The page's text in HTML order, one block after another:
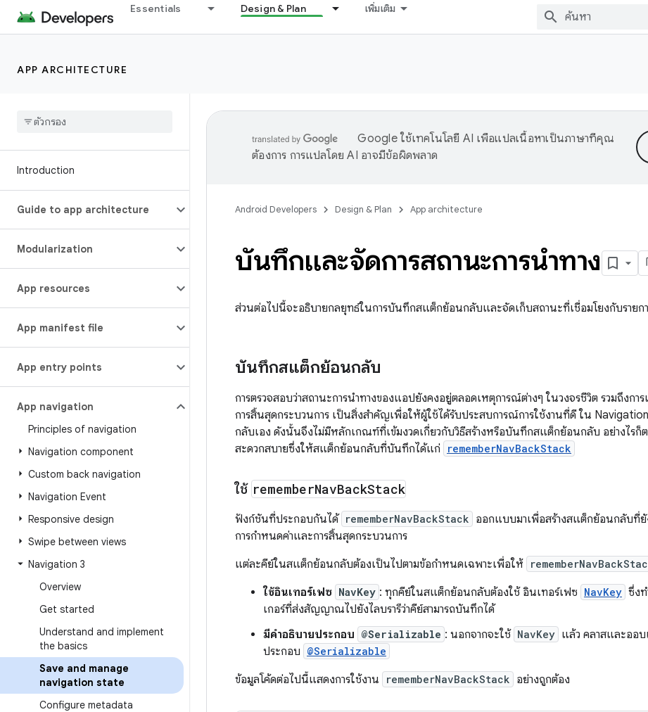
Essentials Design & Plan เพิ่มเติม
APP ARCHITECTURE
Introduction
Guide to app architecture
Modularization
App resources
App manifest file
App entry points
App navigation
Principles of navigation
Navigation component
Custom back navigation
Navigation Event
Responsive design
Swipe between views
Navigation 3
Overview
Get started
Understand and implement
the basics
Save and manage
navigation state
Configure metadata
Google ใช้เทคโนโลยี AI เพื่อแปลเนื้อหาเป็นภาษาที่คุณ
ต้องการ การแปลโดย AI อาจมีข้อผิดพลาด
Android Developers Design & Plan App architecture
บันทึกและจัดการสถานะการนําทาง
ส่วนต่อไปนี้จะอธิบายกลยุทธ์ในการบันทึกสแต็กย้อนกลับและจัดเก็บสถานะที่เชื่อมโยงกับราย
บันทึกสแต็กย้อนกลับ
การตรวจสอบว่าสถานะการนำทางของแอปยังคงอยู่ตลอดเหตุการณ์ต่างๆ ในวงจรชีวิต รวมถึงก
การสิ้นสุดกระบวนการ เป็นสิ่งสำคัญเพื่อให้ผู้ใช้ได้รับประสบการณ์การใช้งานที่ดี ใน
กลับเอง ดังนั้นจึงไม่มีหลักเกณฑ์ที่เข้มงวดเกี่ยวกับวิธีสร้างหรือบันทึกสแต็กย้อนกลับ อย่างไรก็
สะดวกสบายซึ่งให้สแต็กย้อนกลับที่บันทึกได้แก่
rememberNavBackStack
ใช้ rememberNavBackStack
ฟังก์ชันที่ประกอบกันได้ rememberNavBackStack ออกแบบมาเพื่อสร้างสแต็กย้อนกลับที่
การกำหนดค่าและการสิ้นสุดกระบวนการ
แต่ละคีย์ในสแต็กย้อนกลับต้องเป็นไปตามข้อกำหนดเฉพาะเพื่อให้
ใช้อินเทอร์เฟซ NavKey : ทุกคีย์ในสแต็กย้อนกลับต้องใช้ อินเทอร์เฟซ NavKey ซึ่ง
เกอร์ที่ส่งสัญญาณไปยังไลบรารีว่าคีย์สามารถบันทึกได้
มีคำอธิบายประกอบ @Serializable : นอกจากจะใช้ NavKey แล้ว คลาสและออ
ประกอบ @Serializable
ข้อมูลโค้ดต่อไปนี้แสดงการใช้งาน rememberNavBackStack อย่างถูกต้อง